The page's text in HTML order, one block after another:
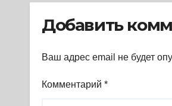
Добавить
Ваш адрес email не будет
Комментарий *